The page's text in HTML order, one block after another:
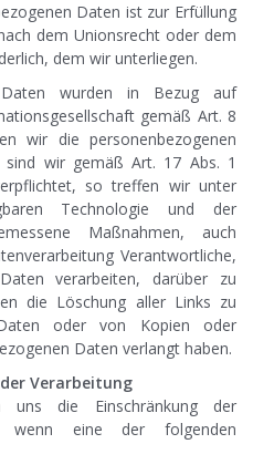
Daten ist zur Erfüllung
dem Unionsrecht oder dem
dem wir unterliegen.
wurden in Bezug auf
gemäß Art. 8
wir die personenbezogenen
wir gemäß Art. 17 Abs. 1
so treffen wir unter
Technologie und der
Maßnahmen, auch
Verantwortliche,
verarbeiten, darüber zu
die Löschung aller Links zu
oder von Kopien oder
Daten verlangt haben.
Verarbeitung
die Einschränkung der
wenn eine der folgenden